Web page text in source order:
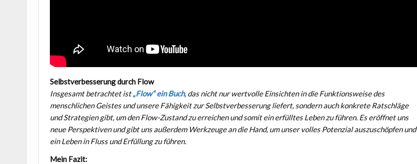
Selbstverbesserung durch Flow
Insgesamt betrachtet ist„Flow“ ein Buch, das nicht nur wertvolle Einsichten in die Funktionsweise des
menschlichen Geistes und unsere Fähigkeit zur Selbstverbesserung liefert, sondern auch konkrete Ratschläge
und Strategien gibt, um den Flow-Zustand zu erreichen und somit ein erfülltes Leben zu führen. Es eröffnet uns
neue Perspektiven und gibt uns außerdem Werkzeuge an die Hand, um unser volles Potenzial auszuschöpfen und
ein Leben in Fluss und Erfüllung zu führen.
Mein Fazit: